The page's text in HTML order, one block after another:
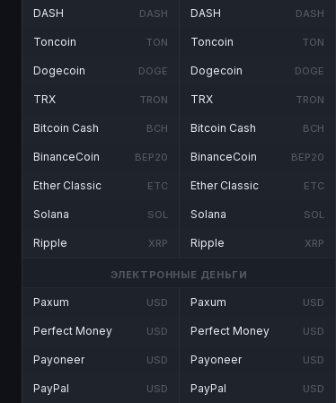
DASH DASH
Toncoin TON
Dogecoin DOGE
TRX TRON
Bitcoin Cash BCH
BinanceCoin BEP20
Ether Classic ETC
Solana SOL
Ripple XRP
DASH DASH
Toncoin TON
Dogecoin DOGE
TRX TRON
Bitcoin Cash BCH
BinanceCoin BEP20
Ether Classic ETC
Solana SOL
Ripple XRP
ЭЛЕКТРОННЫЕ ДЕНЬГИ
Paxum USD
Perfect Money USD
Payoneer USD
PayPal USD
Paxum USD
Perfect Money USD
Payoneer USD
PayPal USD